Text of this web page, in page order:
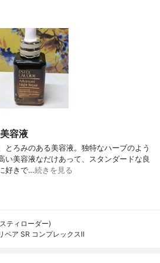
容液
とろみのある美容液。独特なハーブのよう
い美容液なだけあって、スタンダードな良
好きで…続きを見る
ティローダー)
ペア SR コンプレックスⅡ